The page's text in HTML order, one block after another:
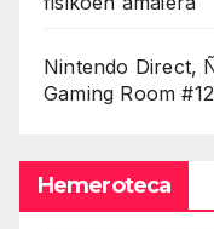
Nintendo Direct,
Gaming Room
Hemeroteca